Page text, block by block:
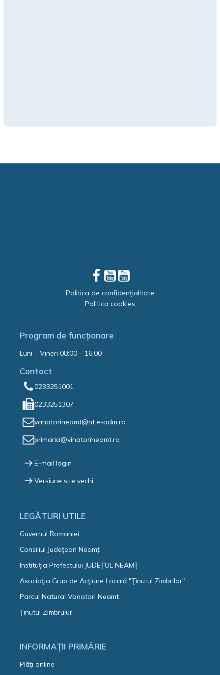
Politica de confidențialitate
Politica cookies
Program de funcționare
Luni – Vineri 08:00 – 16:00
Contact
0233251001
0233251307
vanatorineamt@nt.e-adm.ro
primaria@vinatorineamt.ro
E-mail login
Versiune site vechi
LEGĂTURI UTILE
Guvernul Romaniei
Consiliul Județean Neamț
Instituția Prefectului JUDEȚUL NEAMȚ
Asociaţia Grup de Acţiune Locală "Ţinutul Zimbrilor"
Parcul Natural Vanatori Neamt
Ținutul Zimbrului!
INFORMAȚII PRIMĂRIE
Plăți online